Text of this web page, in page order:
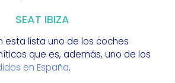
SEAT IBIZA
esta lista uno de los coches
que es, además, uno de los
en España.